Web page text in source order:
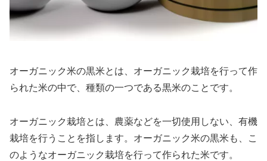
オーガニック米の黒米とは、オーガニック栽培を行って作
られた米の中で、種類の一つである黒米のことです。
オーガニック栽培とは、農薬などを一切使用しない、有機
栽培を行うことを指します。オーガニック米の黒米も、こ
のようなオーガニック栽培を行って作られた米です。